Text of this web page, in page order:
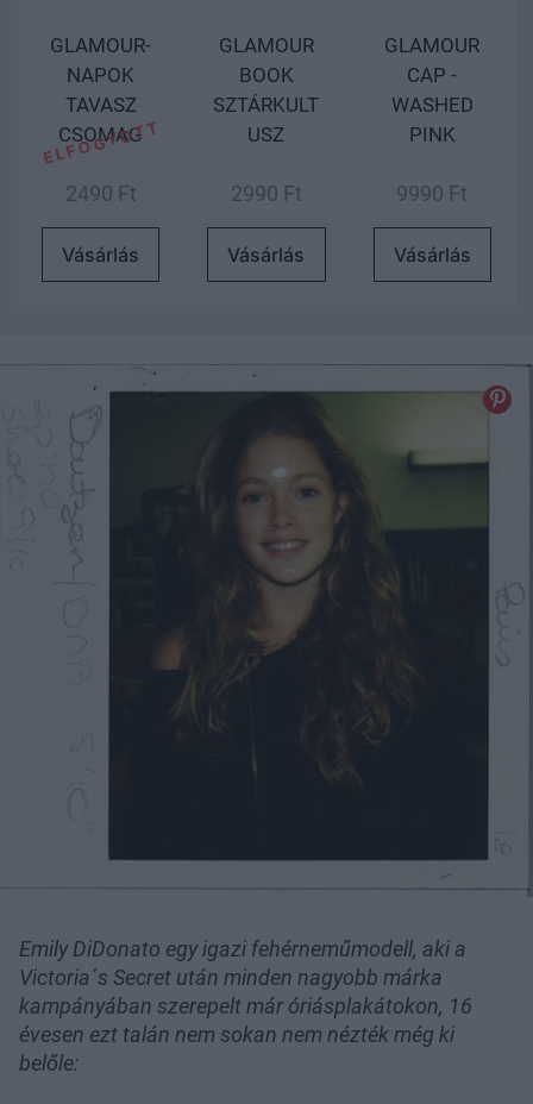
GLAMOUR-
NAPOK
TAVASZ
CSOMAG
2490 Ft
Vásárlás
GLAMOUR
BOOK
SZTÁRKULT
USZ
2990 Ft
Vásárlás
GLAMOUR
CAP -
WASHED
PINK
9990 Ft
Vásárlás
Emily DiDonato egy igazi fehérneműmodell, aki a
Victoria´s Secret után minden nagyobb márka
kampányában szerepelt már óriásplakátokon, 16
évesen ezt talán nem sokan nem nézték még ki
belőle: